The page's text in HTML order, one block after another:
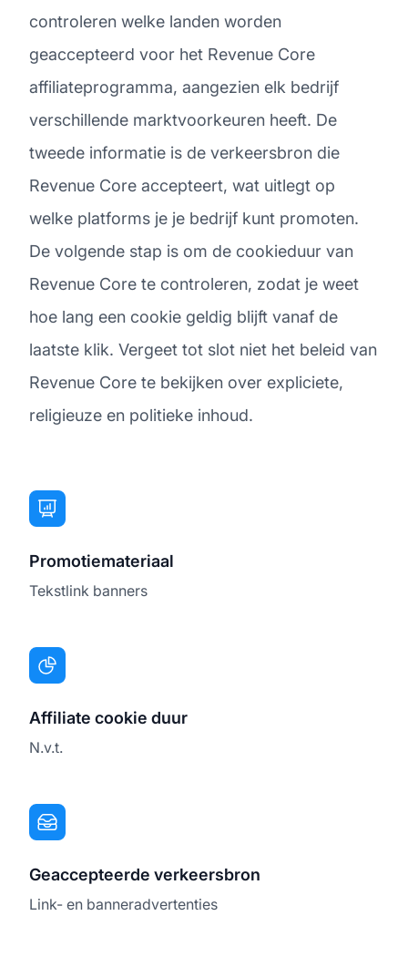
controleren welke landen worden
geaccepteerd voor het Revenue Core
affiliateprogramma, aangezien elk bedrijf
verschillende marktvoorkeuren heeft. De
tweede informatie is de verkeersbron die
Revenue Core accepteert, wat uitlegt op
welke platforms je je bedrijf kunt promoten.
De volgende stap is om de cookieduur van
Revenue Core te controleren, zodat je weet
hoe lang een cookie geldig blijft vanaf de
laatste klik. Vergeet tot slot niet het beleid van
Revenue Core te bekijken over expliciete,
religieuze en politieke inhoud.
Promotiemateriaal
Tekstlink banners
Affiliate cookie duur
N.v.t.
Geaccepteerde verkeersbron
Link- en banneradvertenties